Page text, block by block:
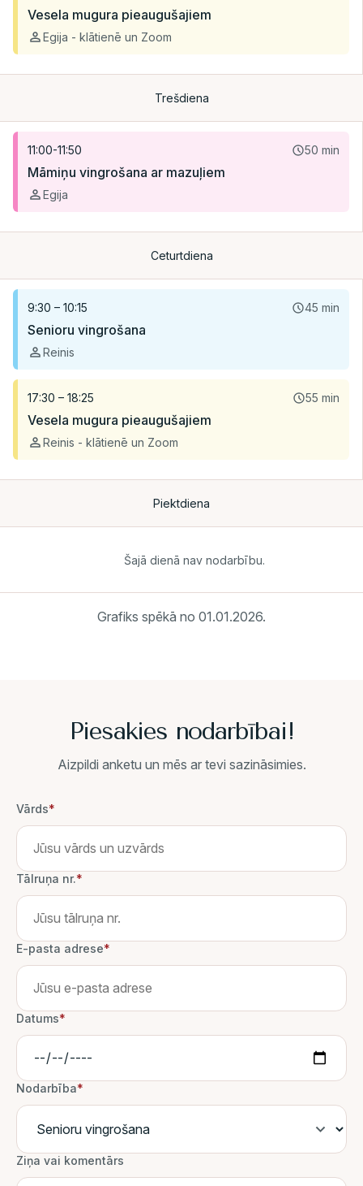
Vesela mugura pieaugušajiem
Egija - klātienē un Zoom
Trešdiena
11:00-11:50 50 min
Māmiņu vingrošana ar mazuļiem
Egija
Ceturtdiena
9:30 – 10:15 45 min
Senioru vingrošana
Reinis
17:30 – 18:25 55 min
Vesela mugura pieaugušajiem
Reinis - klātienē un Zoom
Piektdiena
Šajā dienā nav nodarbību.
Grafiks spēkā no 01.01.2026.
Piesakies nodarbībai!
Aizpildi anketu un mēs ar tevi sazināsimies.
Vārds*
Tālruņa nr.*
E-pasta adrese*
Datums*
Nodarbība*
Ziņa vai komentārs